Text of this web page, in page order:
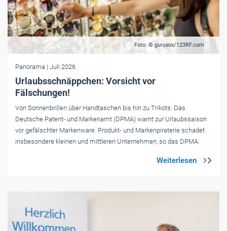
Foto: © guruxox/123RF.com
Panorama | Juli 2026
Urlaubsschnäppchen: Vorsicht vor
Fälschungen!
Von Sonnenbrillen über Handtaschen bis hin zu Trikots: Das
Deutsche Patent- und Markenamt (DPMA) warnt zur Urlaubssaison
vor gefälschter Markenware. Produkt- und Markenpiraterie schadet
insbesondere kleinen und mittleren Unternehmen, so das DPMA.